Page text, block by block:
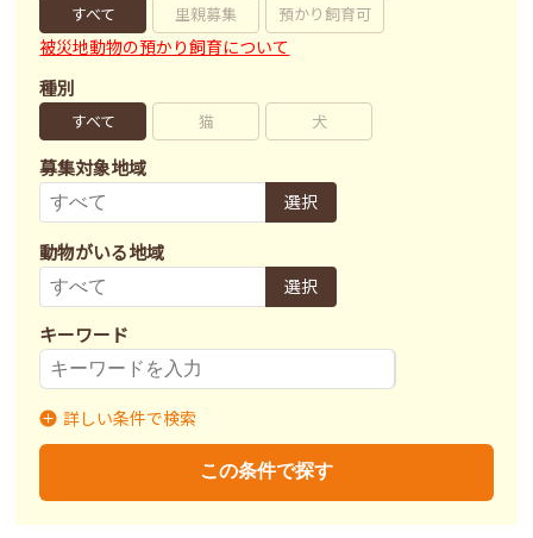
すべて 里親募集 預かり飼育可
被災地動物の預かり飼育について
種別
すべて 猫 犬
募集対象地域
選択
動物がいる地域
選択
キーワード
募集状況
不妊去勢手術
詳しい条件で検索
この条件で探す